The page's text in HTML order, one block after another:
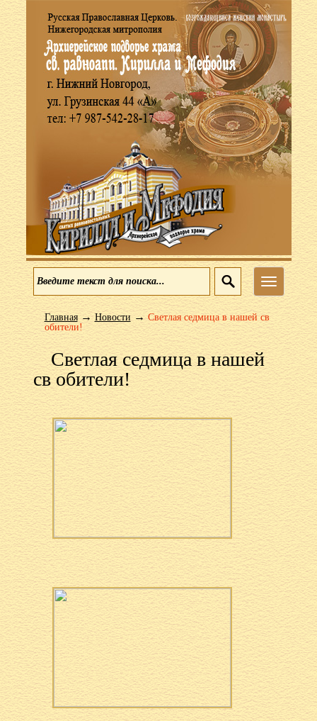
Меню
Главная→Новости→Светлая седмица в нашей св
обители!
Светлая седмица в нашей
св обители!